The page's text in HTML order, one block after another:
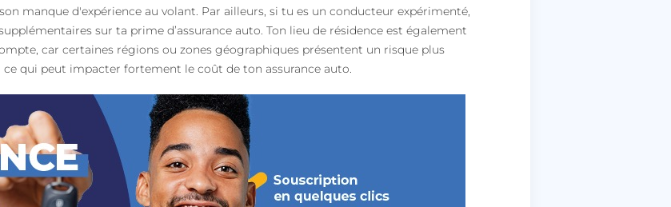
manque d'expérience au volant. Par ailleurs, si tu es un conducteur expérimenté,
sur ta prime d’assurance auto. Ton lieu de résidence est également
car certaines régions ou zones géographiques présentent un risque plus
ce qui peut impacter fortement le coût de ton assurance auto.